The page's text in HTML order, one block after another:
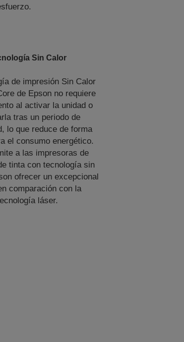
Sin Calor
de impresión Sin Calor
de Epson no requiere
al activar la unidad o
tras un periodo de
lo que reduce de forma
el consumo energético.
a las impresoras de
tinta con tecnología sin
ofrecer un excepcional
comparación con la
láser.